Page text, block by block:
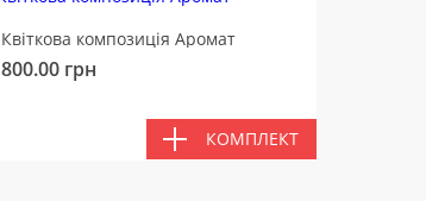
Квіткова композиція Аромат
800.00 грн
КОМПЛЕКТ